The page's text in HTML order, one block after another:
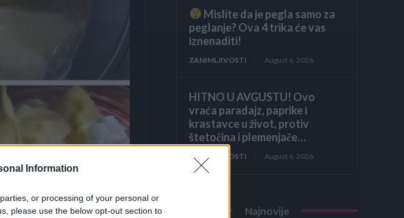
Information
or processing of your personal or
please use the below opt-out section to
Mislite da je pegla samo za
peglanje? Ova 4 trika će vas
iznenaditi!
ZANIMLJIVOSTI August 6, 2026
HITNO U AVGUSTU! Ovo
vraća paradajz, paprike i
krastavce u život, protiv
štetočina i plemenjače…
ZANIMLJIVOSTI August 6, 2026
Najnovije